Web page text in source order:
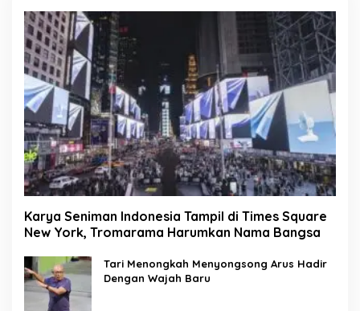
Karya Seniman Indonesia Tampil di Times Square
New York, Tromarama Harumkan Nama Bangsa
Tari Menongkah Menyongsong Arus Hadir
Dengan Wajah Baru